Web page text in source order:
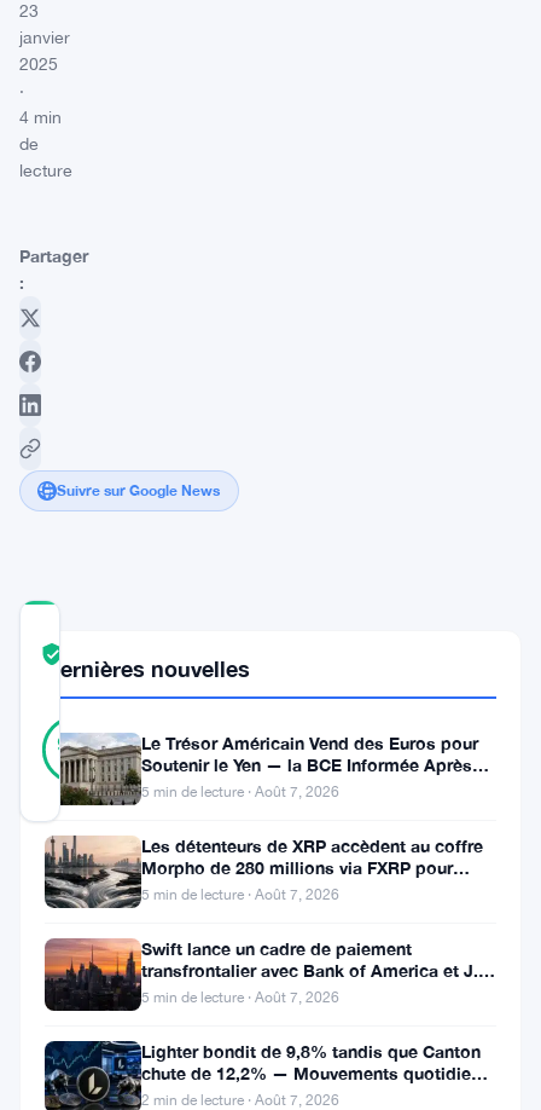
23
janvier
2025
·
4 min
de
lecture
Partager
:
Suivre sur Google News
SCORE
94%
RÉEL
Vérifié
votes
Mis à jour 2 ans il y a
minage
Bitcoin
récemment
atteint
Dernières nouvelles
Le Trésor Américain Vend des Euros pour
Soutenir le Yen — la BCE Informée Après
Coup
5 min de lecture · Août 7, 2026
Les détenteurs de XRP accèdent au coffre
Morpho de 280 millions via FXRP pour
emprunter des RLUSD
5 min de lecture · Août 7, 2026
Swift lance un cadre de paiement
transfrontalier avec Bank of America et J.P.
Morgan dans 25 pays
5 min de lecture · Août 7, 2026
Lighter bondit de 9,8% tandis que Canton
chute de 12,2% — Mouvements quotidiens
du 7 août
2 min de lecture · Août 7, 2026